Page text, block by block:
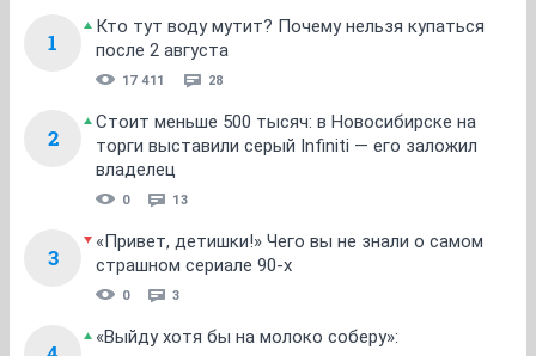
1
Кто тут воду мутит? Почему нельзя купаться
после 2 августа
17 411 28
2
Стоит меньше 500 тысяч: в Новосибирске на
торги выставили серый Infiniti — его заложил
владелец
0 13
3
«Привет, детишки!» Чего вы не знали о самом
страшном сериале 90-х
0 3
«Выйду хотя бы на молоко соберу»: